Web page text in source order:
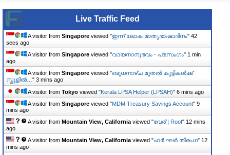
Live Traffic Feed
A visitor from Singapore viewed "ഇന്ന് ലോക മാതൃഭാഷാദിനം" 43
secs ago
A visitor from Singapore viewed "വായനാനുഭവം - പ്രസംഗം" 1 min
ago
A visitor from Singapore viewed "ബുധനാഴ്ച മുതൽ കുട്ടികൾക്ക്
സ്കൂളിൽ… " 3 mins ago
A visitor from Tokyo viewed "Kerala LPSA Helper (LPSAH)" 6 mins ago
A visitor from Singapore viewed "MDM Treasury Savings Account" 9
mins ago
A visitor from Mountain View, California viewed "വേര് | Root" 12 mins
ago
A visitor from Mountain View, California viewed "ഹർ ഘർ തിരംഗ" 12
mins ago